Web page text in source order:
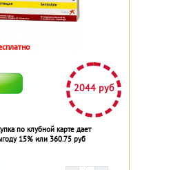
2044 руб
по клубной карте дает
15% или 360.75 руб